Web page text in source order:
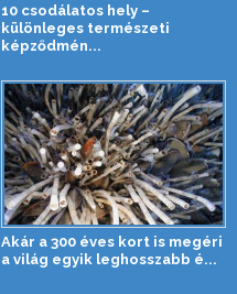
10 csodálatos hely –
különleges természeti
képződmén...
Akár a 300 éves kort is megéri
a világ egyik leghosszabb é...